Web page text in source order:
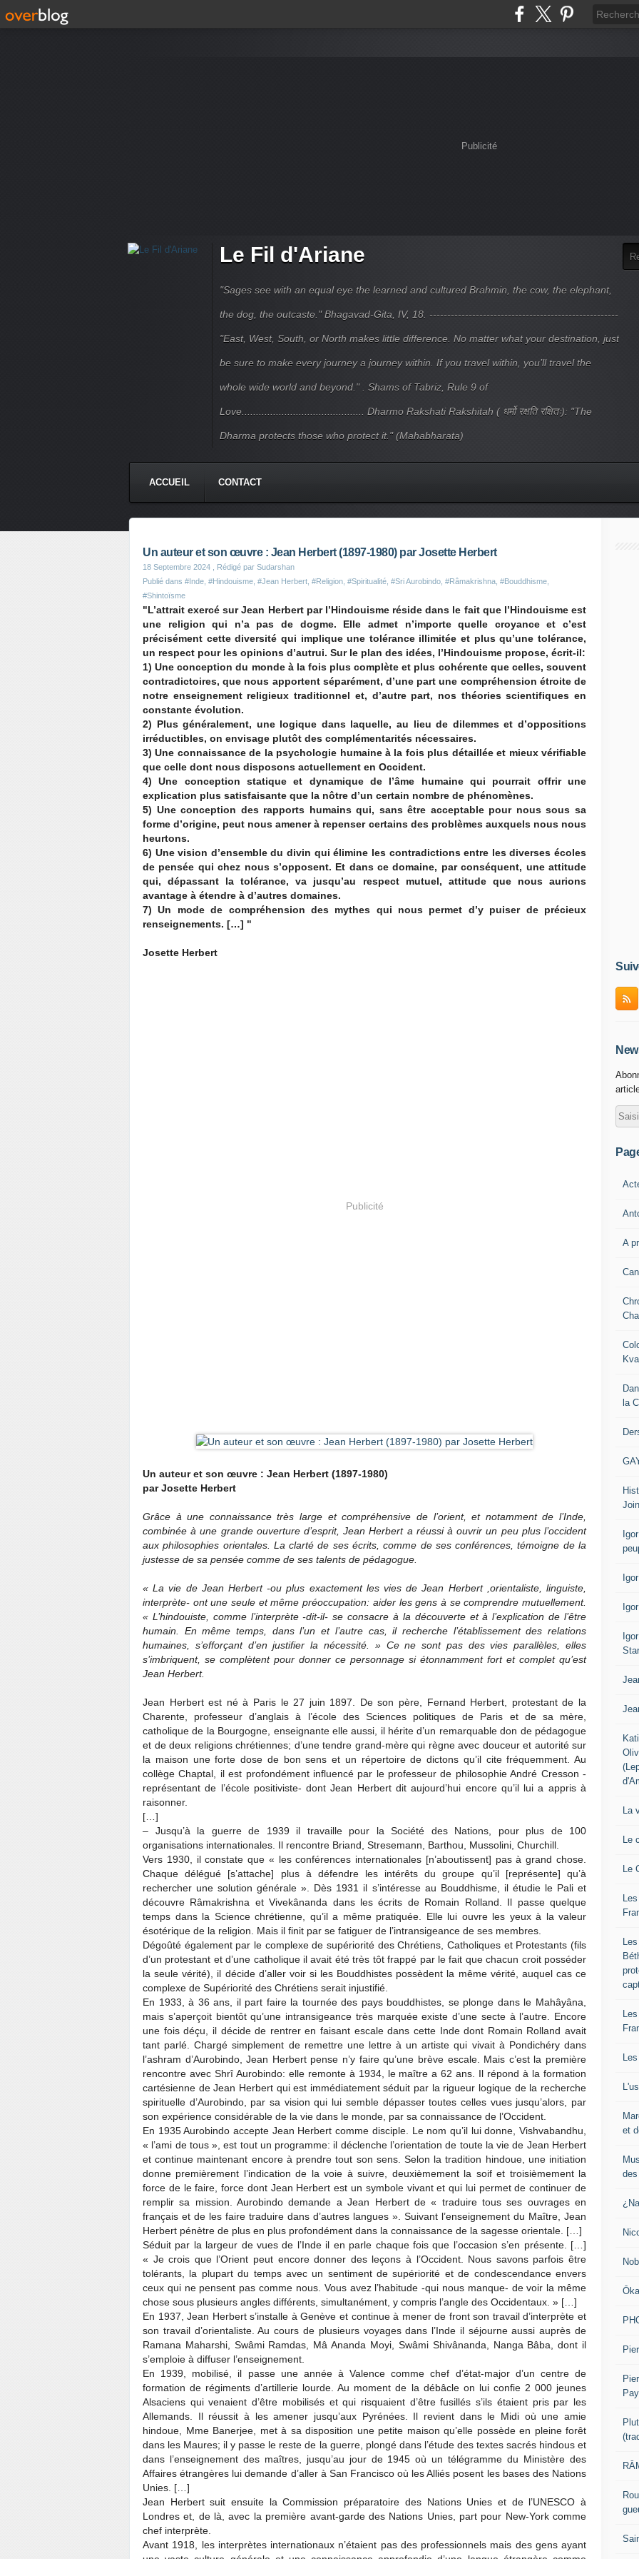
Publicité
Le Fil d'Ariane
"Sages see with an equal eye the learned and cultured Brahmin, the cow, the elephant,
the dog, the outcaste." Bhagavad-Gita, IV, 18. -----------------------------------------------------
"East, West, South, or North makes little difference. No matter what your destination, just
be sure to make every journey a journey within. If you travel within, you’ll travel the
whole wide world and beyond." . Shams of Tabriz, Rule 9 of
Love........................................... Dharmo Rakshati Rakshitah ( धर्मो रक्षति रक्षितः): "The
Dharma protects those who protect it." (Mahabharata)
ACCUEIL CONTACT
Un auteur et son œuvre : Jean Herbert (1897-1980) par Josette Herbert
18 Septembre 2024 , Rédigé par Sudarshan
Publié dans #Inde #Hindouisme #Jean Herbert #Religion #Spiritualité #Sri Aurobindo #Râmakrishna #Bouddhisme
#Shintoïsme
"L’attrait exercé sur Jean Herbert par l’Hindouisme réside dans le fait que l’Hindouisme est
une religion qui n’a pas de dogme. Elle admet n’importe quelle croyance et c’est
précisément cette diversité qui implique une tolérance illimitée et plus qu’une tolérance,
un respect pour les opinions d’autrui. Sur le plan des idées, l’Hindouisme propose, écrit-il:
1) Une conception du monde à la fois plus complète et plus cohérente que celles, souvent
contradictoires, que nous apportent séparément, d’une part une compréhension étroite de
notre enseignement religieux traditionnel et, d’autre part, nos théories scientifiques en
constante évolution.
2) Plus généralement, une logique dans laquelle, au lieu de dilemmes et d’oppositions
irréductibles, on envisage plutôt des complémentarités nécessaires.
3) Une connaissance de la psychologie humaine à la fois plus détaillée et mieux vérifiable
que celle dont nous disposons actuellement en Occident.
4) Une conception statique et dynamique de l’âme humaine qui pourrait offrir une
explication plus satisfaisante que la nôtre d’un certain nombre de phénomènes.
5) Une conception des rapports humains qui, sans être acceptable pour nous sous sa
forme d’origine, peut nous amener à repenser certains des problèmes auxquels nous nous
heurtons.
6) Une vision d’ensemble du divin qui élimine les contradictions entre les diverses écoles
de pensée qui chez nous s’opposent. Et dans ce domaine, par conséquent, une attitude
qui, dépassant la tolérance, va jusqu’au respect mutuel, attitude que nous aurions
avantage à étendre à d’autres domaines.
7) Un mode de compréhension des mythes qui nous permet d’y puiser de précieux
renseignements. […] "
Josette Herbert
Publicité
Un auteur et son œuvre : Jean Herbert (1897-1980)
par Josette Herbert
Grâce à une connaissance très large et compréhensive de l’orient, et notamment de l’Inde,
combinée à une grande ouverture d’esprit, Jean Herbert a réussi à ouvrir un peu plus l’occident
aux philosophies orientales. La clarté de ses écrits, comme de ses conférences, témoigne de la
justesse de sa pensée comme de ses talents de pédagogue.
« La vie de Jean Herbert -ou plus exactement les vies de Jean Herbert ,orientaliste, linguiste,
interprète- ont une seule et même préoccupation: aider les gens à se comprendre mutuellement.
« L’hindouiste, comme l’interprète -dit-il- se consacre à la découverte et à l’explication de l’être
humain. En même temps, dans l’un et l’autre cas, il recherche l’établissement des relations
humaines, s’efforçant d’en justifier la nécessité. » Ce ne sont pas des vies parallèles, elles
s’imbriquent, se complètent pour donner ce personnage si étonnamment fort et complet qu’est
Jean Herbert.
Jean Herbert est né à Paris le 27 juin 1897. De son père, Fernand Herbert, protestant de la
Charente, professeur d’anglais à l’école des Sciences politiques de Paris et de sa mère,
catholique de la Bourgogne, enseignante elle aussi, il hérite d’un remarquable don de pédagogue
et de deux religions chrétiennes; d’une tendre grand-mère qui règne avec douceur et autorité sur
la maison une forte dose de bon sens et un répertoire de dictons qu’il cite fréquemment. Au
collège Chaptal, il est profondément influencé par le professeur de philosophie André Cresson -
représentant de l’école positiviste- dont Jean Herbert dit aujourd’hui encore qu’il lui a appris à
raisonner.
[…]
– Jusqu’à la guerre de 1939 il travaille pour la Société des Nations, pour plus de 100
organisations internationales. Il rencontre Briand, Stresemann, Barthou, Mussolini, Churchill.
Vers 1930, il constate que « les conférences internationales [n’aboutissent] pas à grand chose.
Chaque délégué [s’attache] plus à défendre les intérêts du groupe qu’il [représente] qu’à
rechercher une solution générale ». Dès 1931 il s’intéresse au Bouddhisme, il étudie le Pali et
découvre Râmakrishna et Vivekânanda dans les écrits de Romain Rolland. Il passe quelque
temps dans la Science chrétienne, qu’il a même pratiquée. Elle lui ouvre les yeux à la valeur
ésotérique de la religion. Mais il finit par se fatiguer de l’intransigeance de ses membres.
Dégoûté également par le complexe de supériorité des Chrétiens, Catholiques et Protestants (fils
d’un protestant et d’une catholique il avait été très tôt frappé par le fait que chacun croit posséder
la seule vérité), il décide d’aller voir si les Bouddhistes possèdent la même vérité, auquel cas ce
complexe de Supériorité des Chrétiens serait injustifié.
En 1933, à 36 ans, il part faire la tournée des pays bouddhistes, se plonge dans le Mahâyâna,
mais s’aperçoit bientôt qu’une intransigeance très marquée existe d’une secte à l’autre. Encore
une fois déçu, il décide de rentrer en faisant escale dans cette Inde dont Romain Rolland avait
tant parlé. Chargé simplement de remettre une lettre à un artiste qui vivait à Pondichéry dans
l’ashram d’Aurobindo, Jean Herbert pense n’y faire qu’une brève escale. Mais c’est la première
rencontre avec Shrî Aurobindo: elle remonte à 1934, le maître a 62 ans. Il répond à la formation
cartésienne de Jean Herbert qui est immédiatement séduit par la rigueur logique de la recherche
spirituelle d’Aurobindo, par sa vision qui lui semble dépasser toutes celles vues jusqu’alors, par
son expérience considérable de la vie dans le monde, par sa connaissance de l’Occident.
En 1935 Aurobindo accepte Jean Herbert comme disciple. Le nom qu’il lui donne, Vishvabandhu,
« l’ami de tous », est tout un programme: il déclenche l’orientation de toute la vie de Jean Herbert
et continue maintenant encore à prendre tout son sens. Selon la tradition hindoue, une initiation
donne premièrement l’indication de la voie à suivre, deuxièmement la soif et troisièmement la
force de le faire, force dont Jean Herbert est un symbole vivant et qui lui permet de continuer de
remplir sa mission. Aurobindo demande a Jean Herbert de « traduire tous ses ouvrages en
français et de les faire traduire dans d’autres langues ». Suivant l’enseignement du Maître, Jean
Herbert pénètre de plus en plus profondément dans la connaissance de la sagesse orientale. […]
Séduit par la largeur de vues de l’Inde il en parle chaque fois que l’occasion s’en présente. […]
« Je crois que l’Orient peut encore donner des leçons à l’Occident. Nous savons parfois être
tolérants, la plupart du temps avec un sentiment de supériorité et de condescendance envers
ceux qui ne pensent pas comme nous. Vous avez l’habitude -qui nous manque- de voir la même
chose sous plusieurs angles différents, simultanément, y compris l’angle des Occidentaux. » […]
En 1937, Jean Herbert s’installe à Genève et continue à mener de front son travail d’interprète et
son travail d’orientaliste. Au cours de plusieurs voyages dans l’Inde il séjourne aussi auprès de
Ramana Maharshi, Swâmi Ramdas, Mâ Ananda Moyi, Swâmi Shivânanda, Nanga Bâba, dont il
s’emploie à diffuser l’enseignement.
En 1939, mobilisé, il passe une année à Valence comme chef d’état-major d’un centre de
formation de régiments d’artillerie lourde. Au moment de la débâcle on lui confie 2 000 jeunes
Alsaciens qui venaient d’être mobilisés et qui risquaient d’être fusillés s’ils étaient pris par les
Allemands. Il réussit à les amener jusqu’aux Pyrénées. Il revient dans le Midi où une amie
hindoue, Mme Banerjee, met à sa disposition une petite maison qu’elle possède en pleine forêt
dans les Maures; il y passe le reste de la guerre, plongé dans l’étude des textes sacrés hindous et
dans l’enseignement des maîtres, jusqu’au jour de 1945 où un télégramme du Ministère des
Affaires étrangères lui demande d’aller à San Francisco où les Alliés posent les bases des Nations
Unies. […]
Jean Herbert suit ensuite la Commission préparatoire des Nations Unies et de l’UNESCO à
Londres et, de là, avec la première avant-garde des Nations Unies, part pour New-York comme
chef interprète.
Avant 1918, les interprètes internationaux n’étaient pas des professionnels mais des gens ayant
A
la
La
Le
Le
et
des